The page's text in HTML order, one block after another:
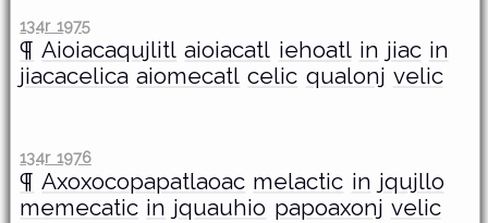
134r 1975
¶ Aioiacaqujlitl aioiacatl iehoatl in jiac in
jiacacelica aiomecatl celic qualonj velic
134r 1976
¶ Axoxocopapatlaoac melactic in jqujllo
memecatic in jquauhio papoaxonj velic